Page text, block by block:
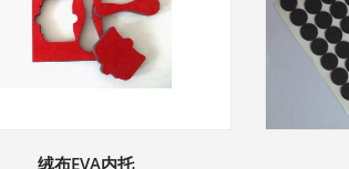
绒布EVA内托